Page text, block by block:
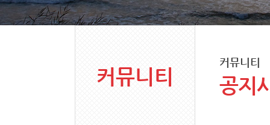
커뮤니티
커뮤니티
공지